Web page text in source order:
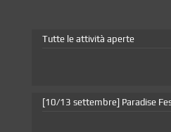
Tutte le attività aperte
[10/13 settembre] Paradise